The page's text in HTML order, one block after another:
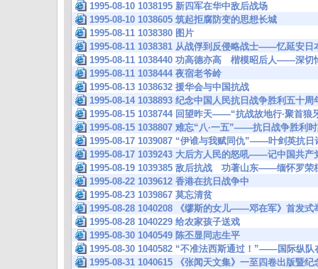
1995-08-10 1038195 新四军在华中敌后战场
1995-08-10 1038605 筑起拒腐防变的思想长城
1995-08-11 1038380 图片
1995-08-11 1038381 从战俘到反侵略战士——忆延安日
1995-08-11 1038440 功高德亦高 楷模昭后人——深切
1995-08-11 1038444 夜宿老爷岭
1995-08-13 1038632 援华会与中国抗战
1995-08-14 1038893 纪念中国人民抗日战争胜利五十
1995-08-15 1038744 回望昨天——“抗战故地行·聚首狼
1995-08-15 1038807 难忘“八·一五”——抗日战争胜利
1995-08-17 1039087 “伊谁与我赋同仇”——叶剑英抗日
1995-08-17 1039243 大后方人民的怒吼——记中国共产
1995-08-19 1039385 敌后抗战 功著山东——缅怀罗荣
1995-08-22 1039612 香港在抗日战争中
1995-08-23 1039867 莫忘清贫
1995-08-28 1040208 《缪斯的女儿——邓在军》首发式
1995-08-28 1040229 给农家孩子送戏
1995-08-30 1040549 陈丕显同志生平
1995-08-30 1040582 “不准法西斯通过！”——国际纵队
1995-08-31 1040615 《张闻天文集》一至四卷出版暨